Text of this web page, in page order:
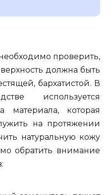
проверить,
должна быть
бархатистой. В
используется
материала, которая
на протяжении
натуральную кожу
обратить внимание